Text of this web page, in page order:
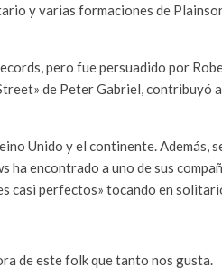
y varias formaciones de
pero fue persuadido por
de Peter Gabriel, contribuyó a
Unido y el continente. Además,
encontrado a uno de sus
casi perfectos» tocando en
de este folk que tanto nos gusta.